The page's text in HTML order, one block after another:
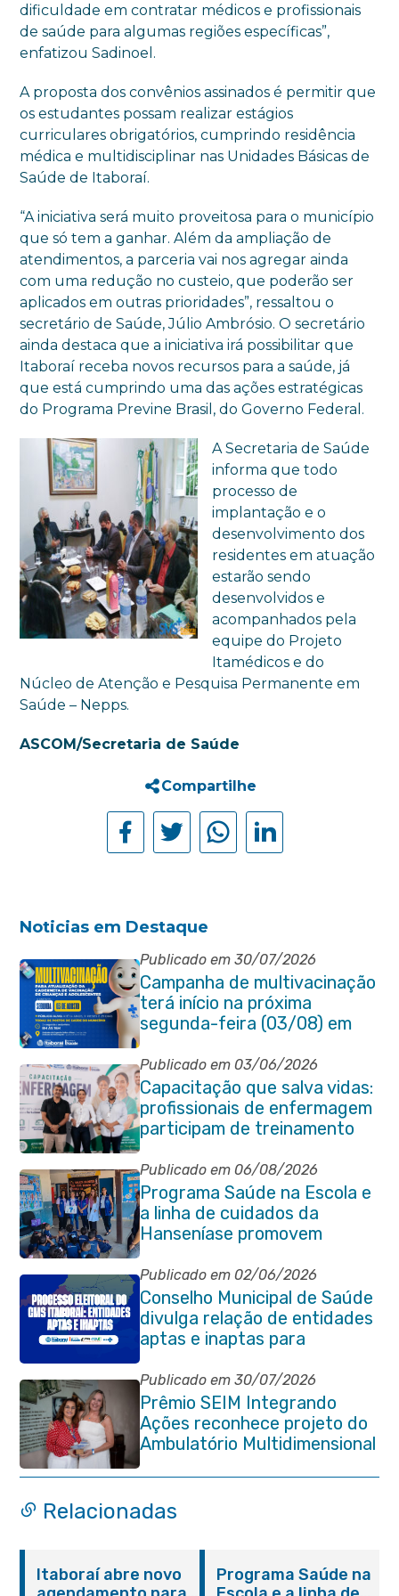
dificuldade em contratar médicos e profissionais
de saúde para algumas regiões específicas”,
enfatizou Sadinoel.
A proposta dos convênios assinados é permitir que
os estudantes possam realizar estágios
curriculares obrigatórios, cumprindo residência
médica e multidisciplinar nas Unidades Básicas de
Saúde de Itaboraí.
“A iniciativa será muito proveitosa para o município
que só tem a ganhar. Além da ampliação de
atendimentos, a parceria vai nos agregar ainda
com uma redução no custeio, que poderão ser
aplicados em outras prioridades”, ressaltou o
secretário de Saúde, Júlio Ambrósio. O secretário
ainda destaca que a iniciativa irá possibilitar que
Itaboraí receba novos recursos para a saúde, já
que está cumprindo uma das ações estratégicas
do Programa Previne Brasil, do Governo Federal.
A Secretaria de Saúde
informa que todo
processo de
implantação e o
desenvolvimento dos
residentes em atuação
estarão sendo
desenvolvidos e
acompanhados pela
equipe do Projeto
Itamédicos e do
Núcleo de Atenção e Pesquisa Permanente em
Saúde – Nepps.
ASCOM/Secretaria de Saúde
Compartilhe
Noticias em Destaque
Publicado em 30/07/2026
Campanha de multivacinação
terá início na próxima
segunda-feira (03/08) em
Itaboraí
Publicado em 03/06/2026
Capacitação que salva vidas:
profissionais de enfermagem
participam de treinamento
em primeiros socorros em
Itaboraí
Publicado em 06/08/2026
Programa Saúde na Escola e
a linha de cuidados da
Hanseníase promovem
conscientização sobre
hanseníase na E.M Adelaide
de Magalhães Seabra
Publicado em 02/06/2026
Conselho Municipal de Saúde
divulga relação de entidades
aptas e inaptas para
processo eleitoral do
quadriênio 2026-2030
Publicado em 30/07/2026
Prêmio SEIM Integrando
Ações reconhece projeto do
Ambulatório Multidimensional
da Pessoa Idosa de Itaboraí
Relacionadas
Itaboraí abre novo
Programa Saúde na